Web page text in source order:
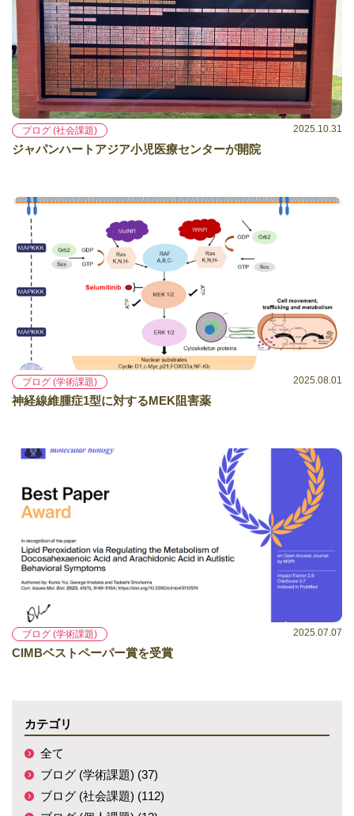
ブログ (社会課題) 2025.10.31
ジャパンハートアジア小児医療センターが開院
ブログ (学術課題) 2025.08.01
神経線維腫症1型に対するMEK阻害薬
ブログ (学術課題) 2025.07.07
CIMBベストペーパー賞を受賞
カテゴリ
全て
ブログ (学術課題) (37)
ブログ (社会課題) (112)